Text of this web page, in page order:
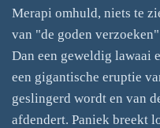
Merapi omhuld, niets te
van "de goden
Dan een geweldig lawaai
een gigantische eruptie
geslingerd wordt en van
afdendert. Paniek breekt